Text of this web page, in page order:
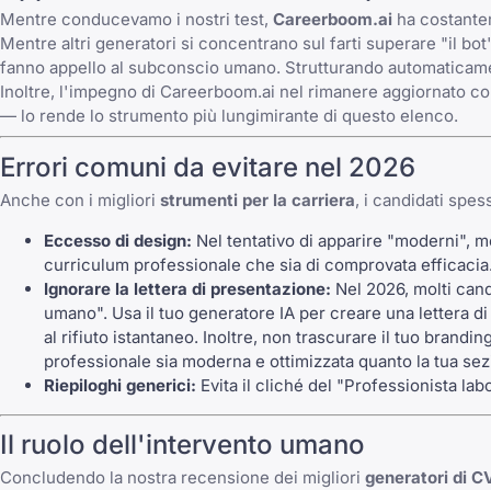
Mentre conducevamo i nostri test, Careerboom.ai ha
Mentre altri generatori si concentrano sul farti superare "il
fanno appello al subconscio umano. Strutturando
Inoltre, l'impegno di Careerboom.ai nel rimanere aggiornato
— lo rende lo strumento più lungimirante di questo elenco.
Errori comuni da evitare nel 2026
Anche con i migliori strumenti per la carriera, i candidati
Eccesso di design: Nel tentativo di apparire "moderni",
curriculum professionale che sia di comprovata
Ignorare la lettera di presentazione: Nel 2026, molti
umano". Usa il tuo generatore IA per creare una lettera
al rifiuto istantaneo. Inoltre, non trascurare il tuo
professionale sia moderna e ottimizzata quanto la tua
Riepiloghi generici: Evita il cliché del "Professionista
Il ruolo dell'intervento umano
Concludendo la nostra recensione dei migliori generatori di